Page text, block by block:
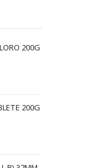
200G
200G